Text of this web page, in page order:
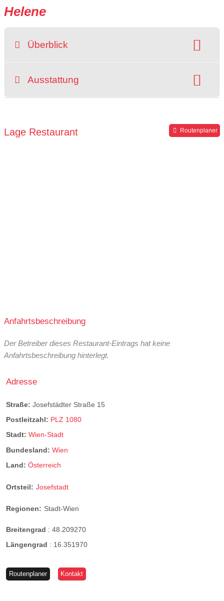
Helene
Überblick
Ausstattung
Lage Restaurant Routenplaner
Anfahrtsbeschreibung
Der Betreiber dieses Restaurant-Eintrags hat keine
Anfahrtsbeschreibung hinterlegt.
Adresse
Straße: Josefstädter Straße 15
Postleitzahl: PLZ 1080
Stadt: Wien-Stadt
Bundesland: Wien
Land: Österreich
Ortsteil: Josefstadt
Regionen: Stadt-Wien
Breitengrad : 48.209270
Längengrad : 16.351970
Routenplaner Kontakt